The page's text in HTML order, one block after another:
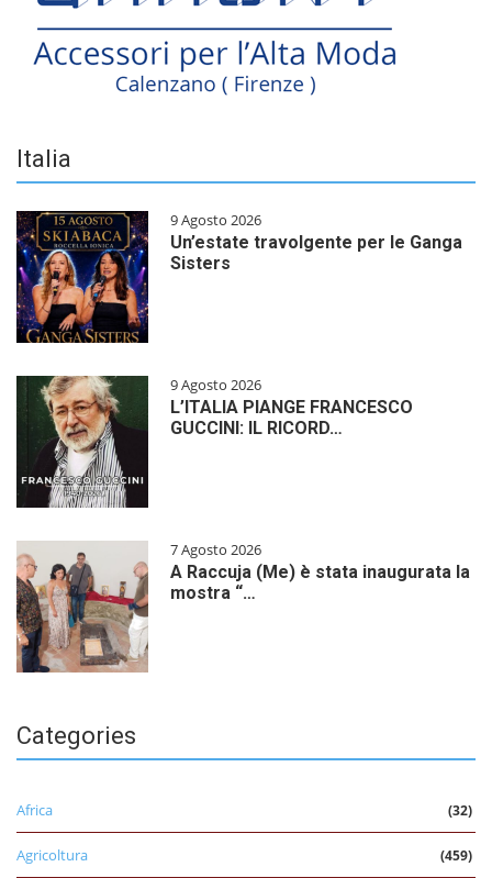
Italia
9 Agosto 2026
Un’estate travolgente per le Ganga
Sisters
9 Agosto 2026
L’ITALIA PIANGE FRANCESCO
GUCCINI: IL RICORD…
7 Agosto 2026
A Raccuja (Me) è stata inaugurata la
mostra “…
Categories
Africa (32)
Agricoltura (459)